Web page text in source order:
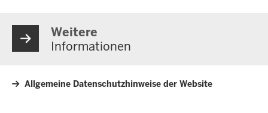
Weitere
Informationen
Allgemeine Datenschutzhinweise der Website